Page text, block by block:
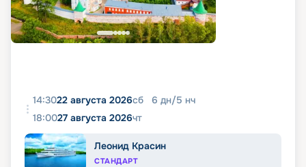
14:3022 августа 2026сб 6 дн/5 нч
18:0027 августа 2026чт
Леонид Красин
СТАНДАРТ